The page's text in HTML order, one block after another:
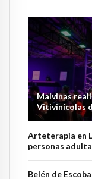
Malvinas
Vitivinícolas
Arteterapia en
personas
Belén de